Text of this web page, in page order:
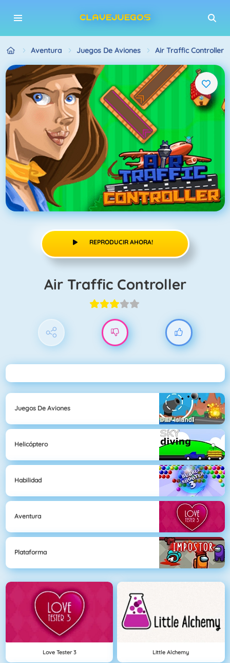
Aventura Juegos De Aviones Air Traffic Controller
REPRODUCIR AHORA!
Air Traffic Controller
Juegos De Aviones
Helicóptero
Habilidad
Aventura
Plataforma
Love Tester 3 Little Alchemy